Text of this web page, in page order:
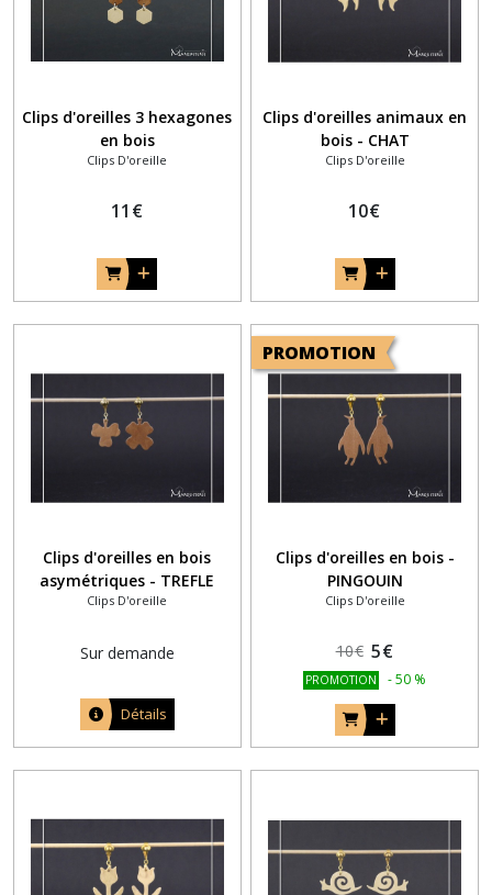
Clips d'oreilles 3 hexagones
en bois
Clips D'oreille
11 €
Clips d'oreilles animaux en
bois - CHAT
Clips D'oreille
10€
Clips d'oreilles en bois
asymétriques - TREFLE
Clips D'oreille
Sur demande
Détails
PROMOTION
Clips d'oreilles en bois -
PINGOUIN
Clips D'oreille
10€ 5€
PROMOTION -50 %